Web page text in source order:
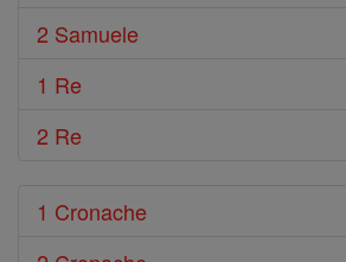
2 Samuele
1 Re
2 Re
1 Cronache